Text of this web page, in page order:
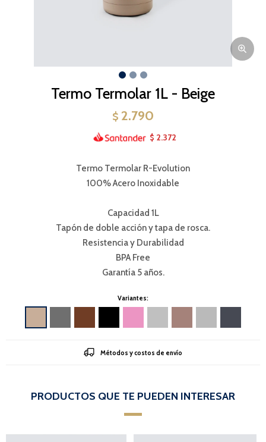
Termo Termolar 1L - Beige
$ 2.790
$ 2.372
Termo Termolar R-Evolution
100% Acero Inoxidable
Capacidad 1L
Tapón de doble acción y tapa de rosca.
Resistencia y Durabilidad
BPA Free
Garantía 5 años.
Variantes:
Métodos y costos de envío
PRODUCTOS QUE TE PUEDEN INTERESAR